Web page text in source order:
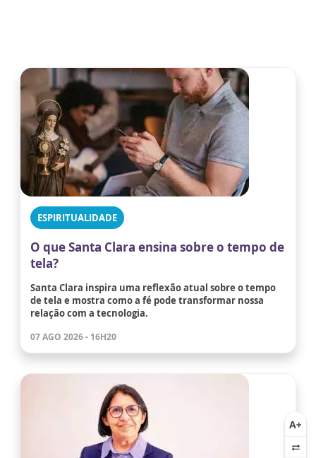
ESPIRITUALIDADE
O que Santa Clara ensina sobre o tempo de
tela?
Santa Clara inspira uma reflexão atual sobre o tempo
de tela e mostra como a fé pode transformar nossa
relação com a tecnologia.
07 AGO 2026 - 16H20